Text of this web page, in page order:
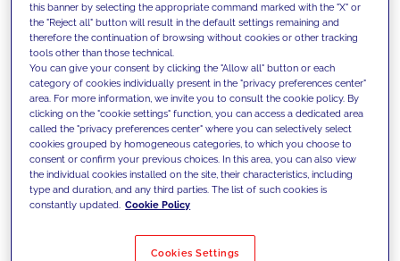
Projetamos e produzimos
conteúdos e assets criativos
coerentes com o posicionamento
dos nossos clientes e dos seus
objetivos de desempenho,
utilizando dados, SEO, GEO e IA.
Otimizamos continuamente as
experiências através de testes,
this banner by selecting the appropriate command marked with the "X" or
the "Reject all" button will result in the default settings remaining and
therefore the continuation of browsing without cookies or other tracking
tools other than those technical.
You can give your consent by clicking the "Allow all" button or each
category of cookies individually present in the "privacy preferences center"
area. For more information, we invite you to consult the cookie policy. By
clicking on the "cookie settings" function, you can access a dedicated area
called the "privacy preferences center" where you can selectively select
cookies grouped by homogeneous categories, to which you choose to
consent or confirm your previous choices. In this area, you can also view
the individual cookies installed on the site, their characteristics, including
type and duration, and any third parties. The list of such cookies is
constantly updated. Cookie Policy
Cookies Settings